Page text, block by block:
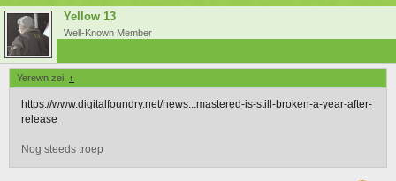
Yellow 13
Well-Known Member
Yerewn zei: ↑
https://www.digitalfoundry.net/news...mastered-is-still-broken-a-year-after-
release
Nog steeds troep